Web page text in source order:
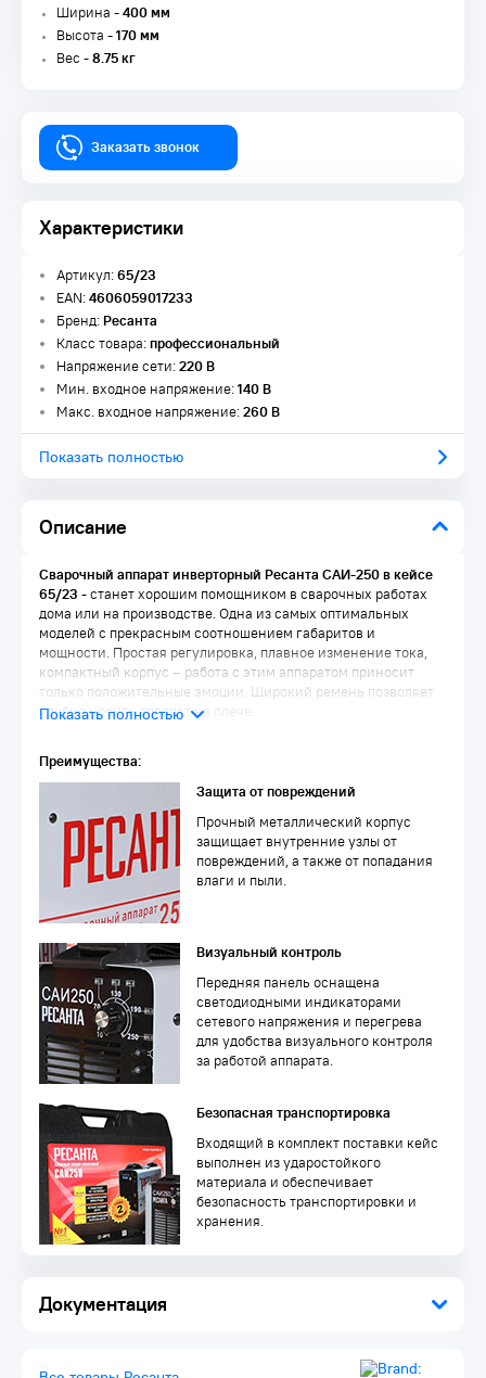
Ширина -400 мм
Высота -170 мм
Вес -8.75 кг
Заказать звонок
Характеристики
Описание
Документация
Артикул:65/23
EAN:4606059017233
Бренд:Ресанта
Класс товара:профессиональный
Напряжение сети:220 В
Мин. входное напряжение:140 В
Макс. входное напряжение:260 В
Показать полностью
Сварочный аппарат инверторный Ресанта САИ-250 в кейсе
65/23 - станет хорошим помощником в сварочных работах
дома или на производстве. Одна из самых оптимальных
моделей с прекрасным соотношением габаритов и
мощности. Простая регулировка, плавное изменение тока,
компактный корпус – работа с этим аппаратом приносит
только положительные эмоции. Широкий ремень позволяет
удобно носить аппарат на плече.
Преимущества:
Защита от повреждений
Прочный металлический корпус
защищает внутренние узлы от
повреждений, а также от попадания
влаги и пыли.
Визуальный контроль
Передняя панель оснащена
светодиодными индикаторами
сетевого напряжения и перегрева
для удобства визуального контроля
за работой аппарата.
Безопасная транспортировка
Входящий в комплект поставки кейс
выполнен из ударостойкого
материала и обеспечивает
безопасность транспортировки и
хранения.
Сварочный инвертор